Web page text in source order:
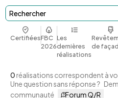
Rechercher
CertifiéesFBC
2026
Les
dernières
réalisations
de
0 réalisations correspondent à
Une question sans réponse ?
communauté
Forum Q/R